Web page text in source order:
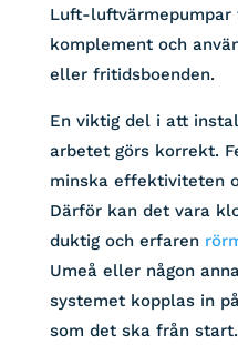
Luft-luftvärmepumpar
komplement och
eller fritidsboenden.
En viktig del i att
arbetet görs korrekt.
minska effektiviteten
Därför kan det vara
duktig och erfaren
Umeå eller någon
systemet kopplas in
som det ska från start.